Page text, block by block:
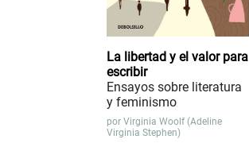
La libertad y el valor para
escribir
Ensayos sobre literatura
y feminismo
por Virginia Woolf (Adeline
Virginia Stephen)